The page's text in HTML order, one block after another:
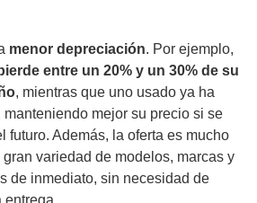
menor depreciación. Por ejemplo,
entre un 20% y un 30% de su
, mientras que uno usado ya ha
manteniendo mejor su precio si se
futuro. Además, la oferta es mucho
variedad de modelos, marcas y
de inmediato, sin necesidad de
entrega.